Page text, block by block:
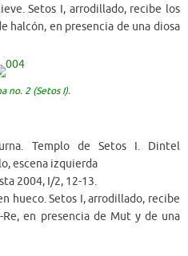
Setos I, arrodillado, recibe los
halcón, en presencia de una diosa
no. 2 (Setos I).
Templo de Setos I. Dintel
escena izquierda
2004, I/2, 12-13.
hueco. Setos I, arrodillado, recibe
en presencia de Mut y de una